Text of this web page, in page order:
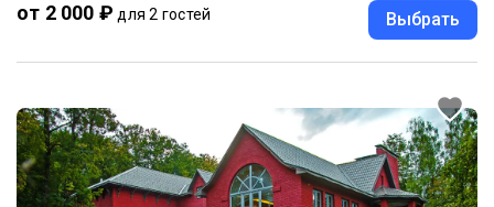
от 2 000 ₽ для 2 гостей Выбрать